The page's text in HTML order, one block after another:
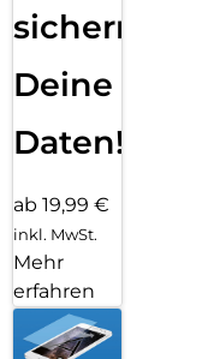
sichern
Deine
Daten!
ab 19,99 €
inkl. MwSt.
Mehr
erfahren